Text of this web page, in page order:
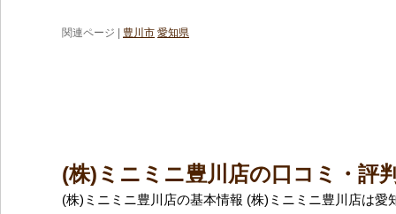
関連ページ | 豊川市 愛知県
(株)ミニミニ豊川店の口コミ・評
(株)ミニミニ豊川店の基本情報 (株)ミニミニ豊川店は愛